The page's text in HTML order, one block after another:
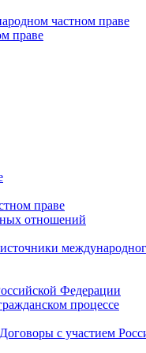
частном праве
праве
праве
отношений
Федерации
процессе
с участием